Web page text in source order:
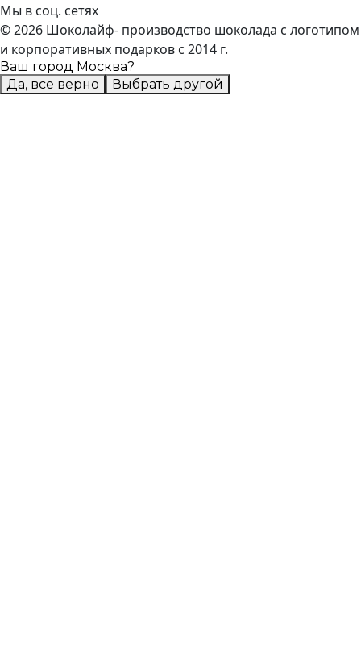
Мы в соц. сетях
© 2026 Шоколайф- производство шоколада с логотипом
и корпоративных подарков с 2014 г.